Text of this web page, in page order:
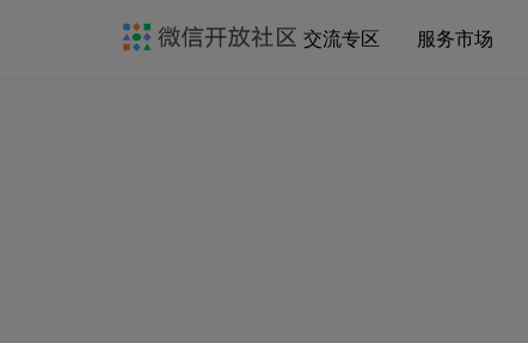
交流专区 服务市场